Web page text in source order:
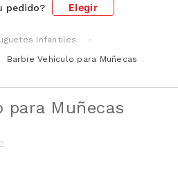
pedido? Elegir
Infantiles
Barbie Vehículo para Muñecas
para Muñecas